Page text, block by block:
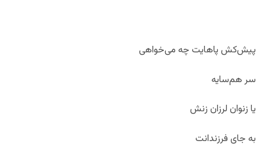
پیش‌کش پاهایت چه می‌خواهی
سر هم‌سایه
یا زنوان لرزان زنش
به جای فرزندانت